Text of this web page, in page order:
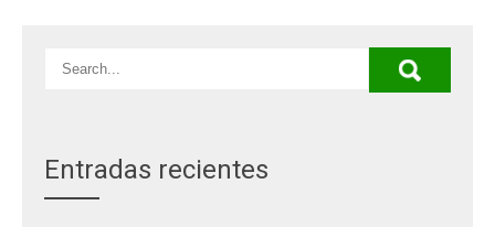
Entradas recientes